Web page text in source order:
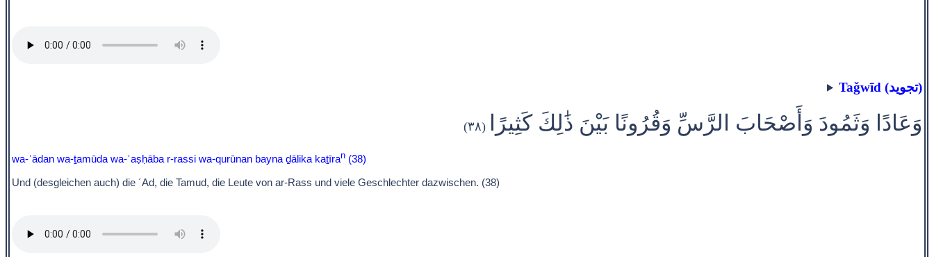
Taǧwīd (تجويد)
وَعَادًا وَثَمُودَ وَأَصْحَابَ الرَّسِّ وَقُرُونًا بَيْنَ ذَٰلِكَ كَثِيرًا (٣٨)
wa-ʿādan wa-ṯamūda wa-ʾaṣḥāba r-rassi wa-qurūnan bayna ḏālika kaṯīran (38)
Und (desgleichen auch) die ´Ad, die Tamud, die Leute von ar-Rass und viele Geschlechter dazwischen. (38)